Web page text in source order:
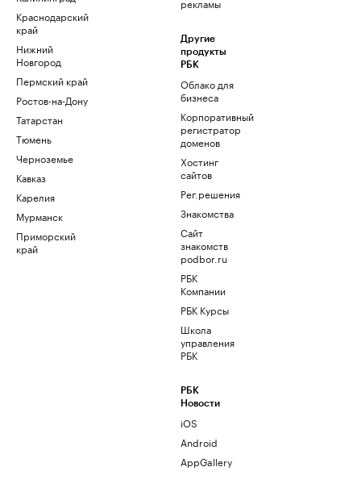
Краснодарский
край
Нижний
Новгород
Пермский край
Ростов-на-Дону
Татарстан
Тюмень
Черноземье
Кавказ
Карелия
Мурманск
Приморский
край
Другие
продукты
РБК
Облако для
бизнеса
Корпоративный
регистратор
доменов
Хостинг
сайтов
Рег.решения
Знакомства
Сайт
знакомств
podbor.ru
РБК
Компании
РБК Курсы
Школа
управления
РБК
РБК
Новости
iOS
Android
AppGallery